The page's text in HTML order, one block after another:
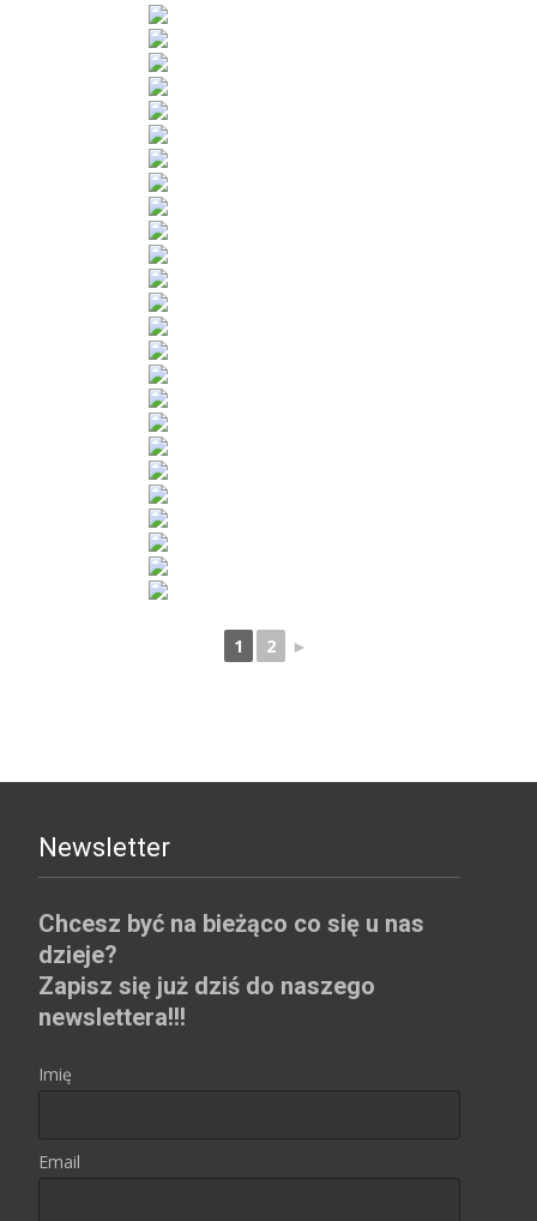
1 2 ►
Newsletter
Chcesz być na bieżąco co się u nas
dzieje?
Zapisz się już dziś do naszego
newslettera!!!
Imię
Email